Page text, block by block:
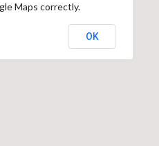
Maps correctly.
OK